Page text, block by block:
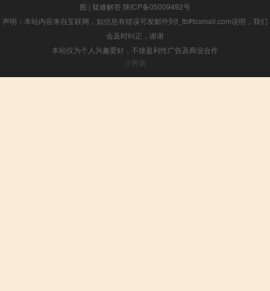
图 | 疑难解答 陕ICP备05009492号
声明：本站内容来自互联网，如信息有错误可发邮件到f_fb#foxmail.com说明，我们
会及时纠正，谢谢
本站仅为个人兴趣爱好，不接盈利性广告及商业合作
小男孩